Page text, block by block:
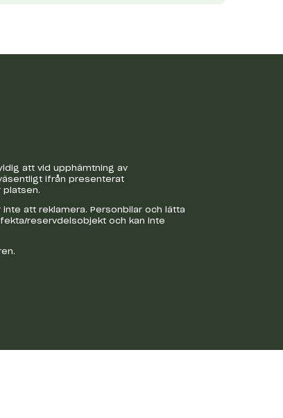
att vid upphämtning av
ifrån presenterat
platsen.
att reklamera. Personbilar och lätta
reservdelsobjekt och kan inte